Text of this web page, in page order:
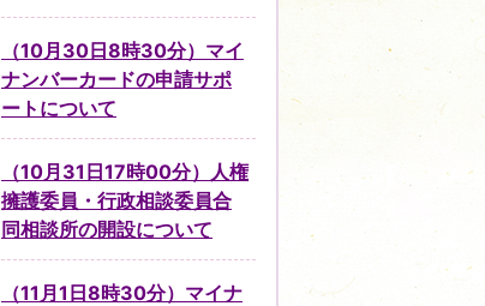
（10月30日8時30分）マイ
ナンバーカードの申請サポ
ートについて
（10月31日17時00分）人権
擁護委員・行政相談委員合
同相談所の開設について
（11月1日8時30分）マイナ